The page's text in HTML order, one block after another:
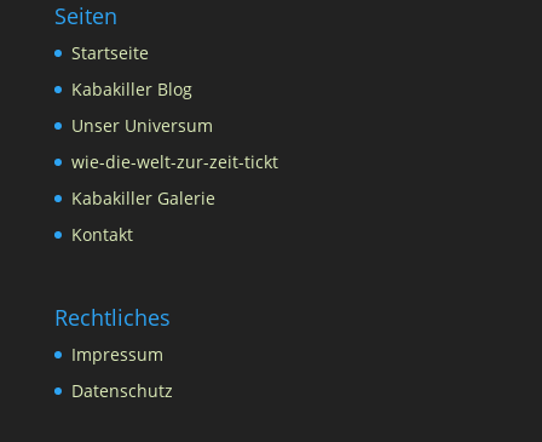
Seiten
Startseite
Kabakiller Blog
Unser Universum
wie-die-welt-zur-zeit-tickt
Kabakiller Galerie
Kontakt
Rechtliches
Impressum
Datenschutz